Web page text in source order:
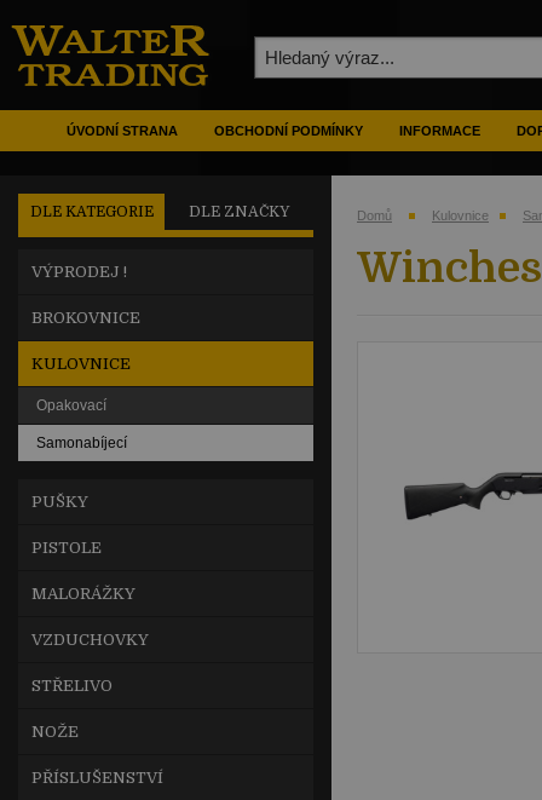
ÚVODNÍ STRANA OBCHODNÍ PODMÍNKY INFORMACE
Domů Kulovnice
DLE KATEGORIE DLE ZNAČKY
VÝPRODEJ !
BROKOVNICE
KULOVNICE
Opakovací
Samonabíjecí
PUŠKY
PISTOLE
MALORÁŽKY
VZDUCHOVKY
STŘELIVO
NOŽE
PŘÍSLUŠENSTVÍ